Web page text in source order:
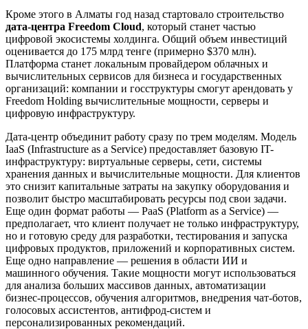
Кроме этого в Алматы год назад стартовало строительство
дата-центра Freedom Cloud, который станет частью
цифровой экосистемы холдинга. Общий объем инвестиций
оценивается до 175 млрд тенге (примерно $370 млн).
Платформа станет локальным провайдером облачных и
вычислительных сервисов для бизнеса и государственных
организаций: компании и госструктуры смогут арендовать у
Freedom Holding вычислительные мощности, серверы и
цифровую инфраструктуру.
Дата-центр объединит работу сразу по трем моделям. Модель
IaaS (Infrastructure as a Service) предоставляет базовую IT-
инфраструктуру: виртуальные серверы, сети, системы
хранения данных и вычислительные мощности. Для клиентов
это снизит капитальные затраты на закупку оборудования и
позволит быстро масштабировать ресурсы под свои задачи.
Еще один формат работы — PaaS (Platform as a Service) —
предполагает, что клиент получает не только инфраструктуру,
но и готовую среду для разработки, тестирования и запуска
цифровых продуктов, приложений и корпоративных систем.
Еще одно направление — решения в области ИИ и
машинного обучения. Такие мощности могут использоваться
для анализа больших массивов данных, автоматизации
бизнес-процессов, обучения алгоритмов, внедрения чат-ботов,
голосовых ассистентов, антифрод-систем и
персонализированных рекомендаций.